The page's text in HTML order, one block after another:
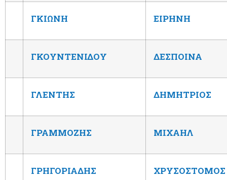
ΓΚΙΩΝΗ ΕΙΡΗΝΗ
ΓΚΟΥΝΤΕΝΙΔΟΥ ΔΕΣΠΟΙΝΑ
ΓΛΕΝΤΗΣ ΔΗΜΗΤΡΙΟΣ
ΓΡΑΜΜΟΖΗΣ ΜΙΧΑΗΛ
ΓΡΗΓΟΡΙΑΔΗΣ ΧΡΥΣΟΣΤΟΜΟΣ